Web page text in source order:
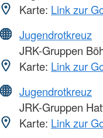
Karte: Link zur
Jugendrotkreuz
JRK-Gruppen
Karte: Link zur
Jugendrotkreuz
JRK-Gruppen
Karte: Link zur